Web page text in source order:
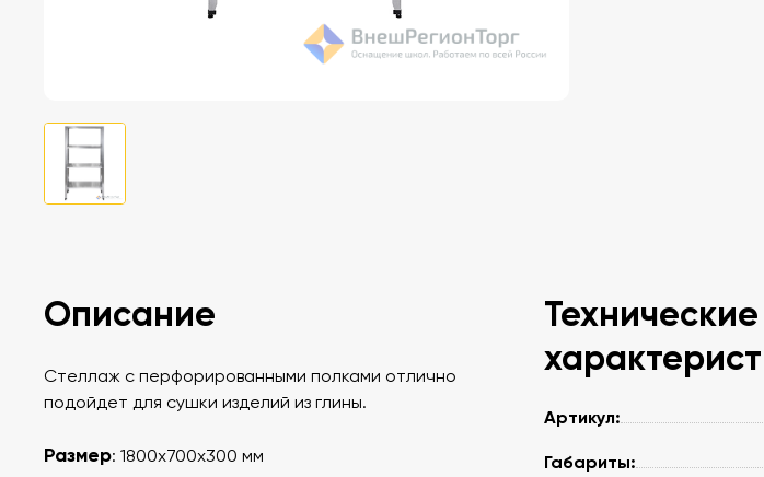
Описание
Стеллаж с перфорированными полками отлично
подойдет для сушки изделий из глины.
Размер: 1800х700х300 мм
Технические
Артикул:
Габариты: